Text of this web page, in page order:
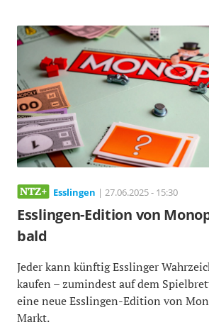
Esslingen | 27.06.2025 - 15:30
Esslingen-Edition von
bald
Jeder kann künftig Esslinger
kaufen – zumindest auf dem
eine neue Esslingen-Edition von
Markt.